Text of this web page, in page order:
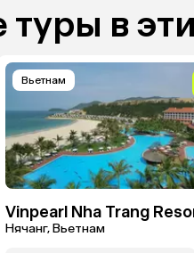
в
Вьетнам
Vinpearl Nha Trang
Нячанг, Вьетнам